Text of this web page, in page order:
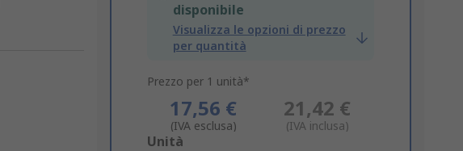
disponibile
Visualizza le opzioni di prezzo
per quantità
Prezzo per 1 unità*
17,56 €
(IVA esclusa)
21,42 €
(IVA inclusa)
Add
Unità